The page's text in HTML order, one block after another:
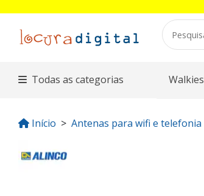
Todas as categorias Walkies
Início Antenas para wifi e telefonia